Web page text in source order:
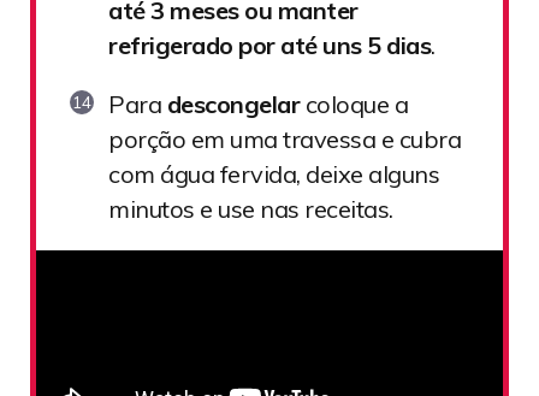
até 3 meses ou manter
refrigerado por até uns 5 dias.
Para descongelarcoloque a
porção em uma travessa e cubra
com água fervida, deixe alguns
minutos e use nas receitas.